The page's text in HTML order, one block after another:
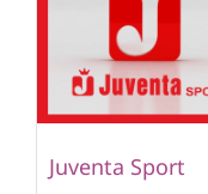
Juventa Sport